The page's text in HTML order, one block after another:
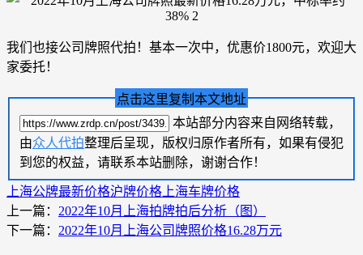
我们也接公司牌照代拍！基本一次中，优惠价1800元，欢迎大
家委托！
点击这里复制本文地址
本站部分内容来自网络转载，
由众人代拍整理后呈现，版权归原作者所有，如果有侵犯
到您的权益，请联系本站删除，谢谢合作！
上海公牌最新价格沪牌价格上海车牌价格
上一篇： 2022年10月上海拍牌拍后分析（图）
下一篇： 2022年10月上海公司牌照价格16.28万元